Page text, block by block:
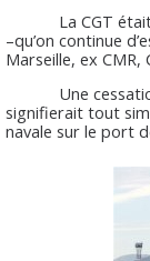
La CGT était
–qu’on continue
Marseille, ex
Une cessation
signifierait tout
navale sur le port